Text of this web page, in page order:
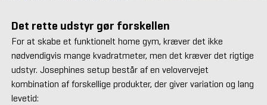
Det rette udstyr gør forskellen
For at skabe et funktionelt home gym, kræver det ikke
nødvendigvis mange kvadratmeter, men det kræver det rigtige
udstyr. Josephines setup består af en velovervejet
kombination af forskellige produkter, der giver variation og lang
levetid: